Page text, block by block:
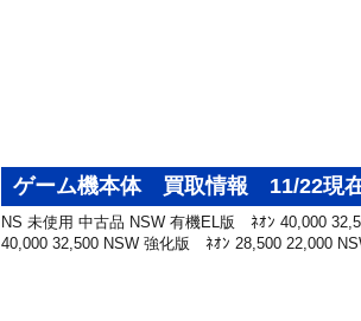
ゲーム機本体 買取情報 11/22現
NS 未使用 中古品 NSW 有機EL版 ﾈｵﾝ 40,000
40,000 32,500 NSW 強化版 ﾈｵﾝ 28,500 22,000